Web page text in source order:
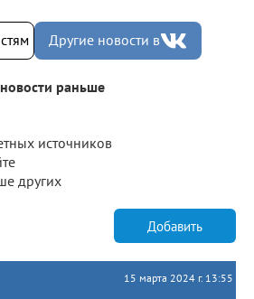
Другие новости в
раньше
источников
других
Добавить
15 марта 2024 г. 13:55